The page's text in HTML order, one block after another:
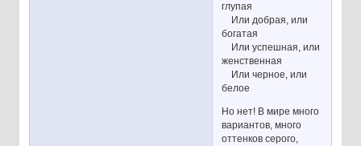
глупая
Или добрая, или
богатая
Или успешная, или
женственная
Или черное, или
белое
Но нет! В мире много
вариантов, много
оттенков серого,